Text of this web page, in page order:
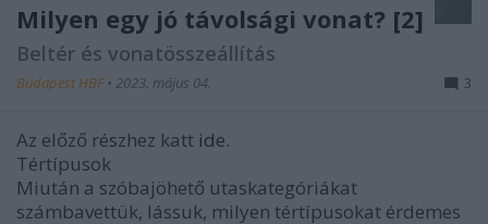
Milyen egy jó távolsági vonat? [2]
Beltér és vonatösszeállítás
Budapest HBF • 2023. május 04. 3
Az előző részhez katt ide.
Tértípusok
Miután a szóbajöhető utaskategóriákat
számbavettük, lássuk, milyen tértípusokat érdemes